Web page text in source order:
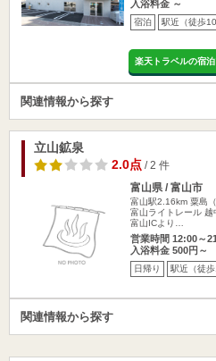
入浴料金 ～
宿泊 駅近（徒歩10
楽天トラベルの宿
関連情報から探す
立山鉱泉
2.0点/ 2 件
富山県 / 富山市
富山駅2.16km 粟島
富山ライトレール
富山ICより…
営業時間 12:00～
入浴料金 500円～
日帰り 駅近（徒歩
関連情報から探す